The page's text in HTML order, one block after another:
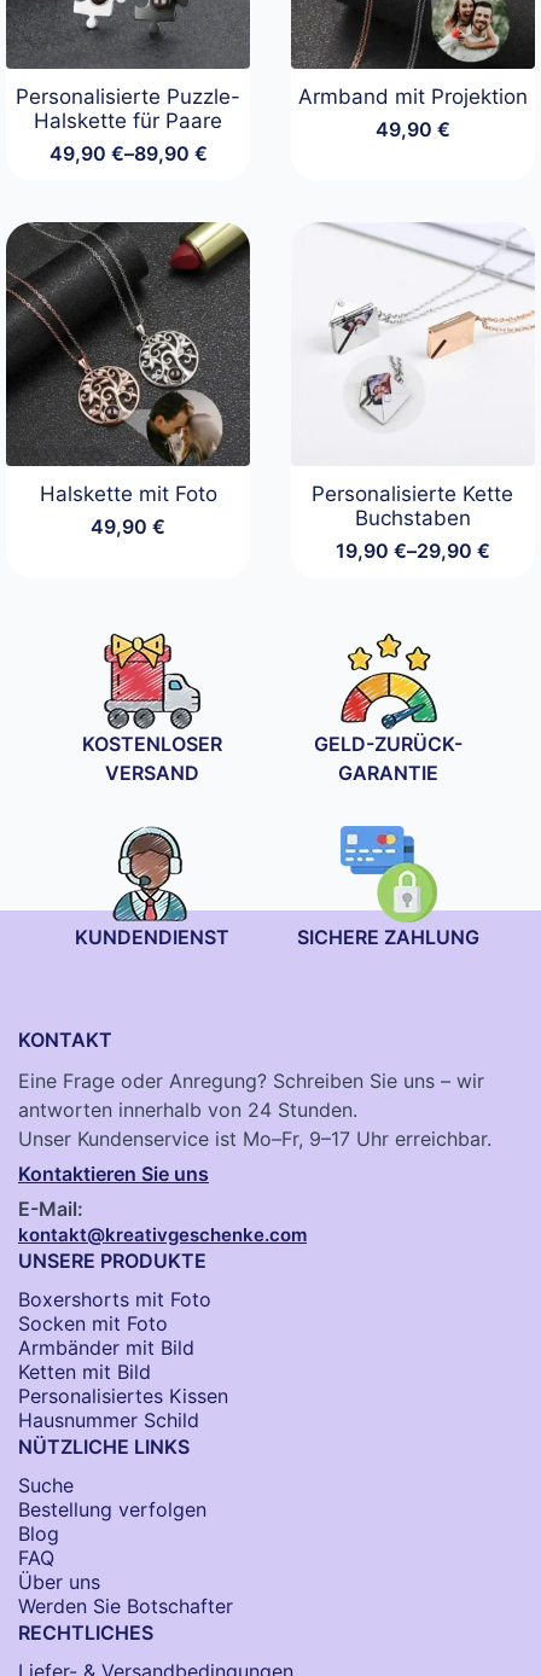
Personalisierte Puzzle-
Halskette für Paare
49,90 €–89,90 €
Preisspanne:
89,90 €
Armband mit Projektion
49,90 €
Halskette mit Foto
49,90€
Personalisierte Kette
Buchstaben
19,90 €–29,90 €
Preisspanne:
KOSTENLOSER
VERSAND
GELD-ZURÜCK-
GARANTIE
KUNDENDIENST SICHERE ZAHLUNG
KONTAKT
Eine Frage oder Anregung? Schreiben Sie uns – wir
antworten innerhalb von 24 Stunden.
Unser Kundenservice ist Mo–Fr, 9–17 Uhr erreichbar.
Kontaktieren Sie uns
E-Mail:
kontakt@kreativgeschenke.com
UNSERE PRODUKTE
Boxershorts mit Foto
Socken​ mit Foto
Armbänder mit Bild​
Ketten mit Bild
Personalisiertes Kissen
Hausnummer Schild
NÜTZLICHE LINKS
Suche
Bestellung verfolgen
Blog
FAQ
Über uns
Werden Sie Botschafter
RECHTLICHES
Liefer- & Versandbedingungen